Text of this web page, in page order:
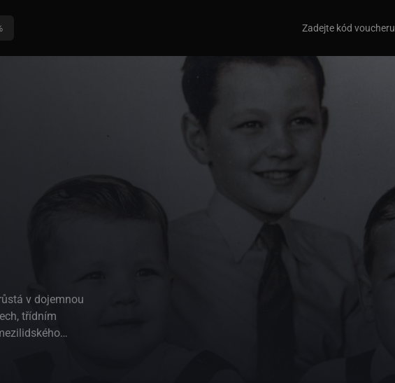
Zadejte kód voucheru
v dojemnou
třídním